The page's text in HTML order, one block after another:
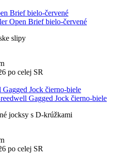
Open Brief bielo-červené
slipy
po celej SR
Gagged Jock čierno-biele
jocksy s D-krúžkami
po celej SR